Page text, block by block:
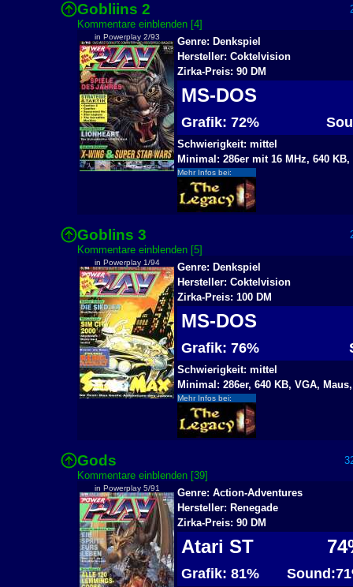
Gobliins 2
Kommentare einblenden [4]
in Powerplay 2/93
Genre: Denkspiel
Hersteller: Coktelvision
Zirka-Preis: 90 DM
MS-DOS
Grafik: 72%
Schwierigkeit: mittel
Minimal: 286er mit 16 MHz, 640 KB,
Mehr Infos bei:
Goblins 3
Kommentare einblenden [5]
in Powerplay 1/94
Genre: Denkspiel
Hersteller: Coktelvision
Zirka-Preis: 100 DM
MS-DOS
Grafik: 76%
Schwierigkeit: mittel
Minimal: 286er, 640 KB, VGA,
Mehr Infos bei:
Gods
Kommentare einblenden [39]
in Powerplay 5/91
Genre: Action-Adventures
Hersteller: Renegade
Zirka-Preis: 90 DM
Atari ST
Grafik: 81%